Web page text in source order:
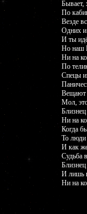
Бывает,
По
Везде
Одних и
И ты
Но наш
Ни на
По
Спецы
Вещают
Мол,
Ни на
Когда
То люди
И как
Судьба
И лишь
Ни на